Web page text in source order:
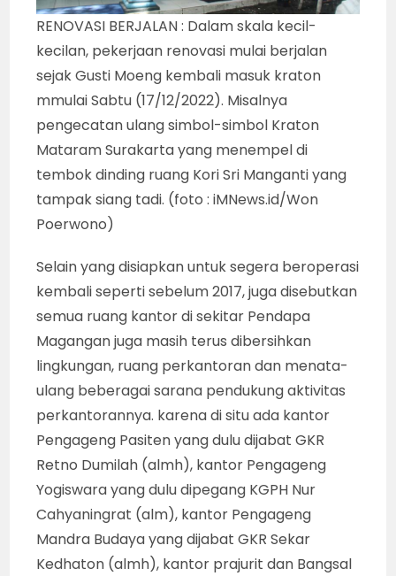
RENOVASI BERJALAN : Dalam skala kecil-
kecilan, pekerjaan renovasi mulai berjalan
sejak Gusti Moeng kembali masuk kraton
mmulai Sabtu (17/12/2022). Misalnya
pengecatan ulang simbol-simbol Kraton
Mataram Surakarta yang menempel di
tembok dinding ruang Kori Sri Manganti yang
tampak siang tadi. (foto : iMNews.id/Won
Poerwono)
Selain yang disiapkan untuk segera beroperasi
kembali seperti sebelum 2017, juga disebutkan
semua ruang kantor di sekitar Pendapa
Magangan juga masih terus dibersihkan
lingkungan, ruang perkantoran dan menata-
ulang beberagai sarana pendukung aktivitas
perkantorannya. karena di situ ada kantor
Pengageng Pasiten yang dulu dijabat GKR
Retno Dumilah (almh), kantor Pengageng
Yogiswara yang dulu dipegang KGPH Nur
Cahyaningrat (alm), kantor Pengageng
Mandra Budaya yang dijabat GKR Sekar
Kedhaton (almh), kantor prajurit dan Bangsal